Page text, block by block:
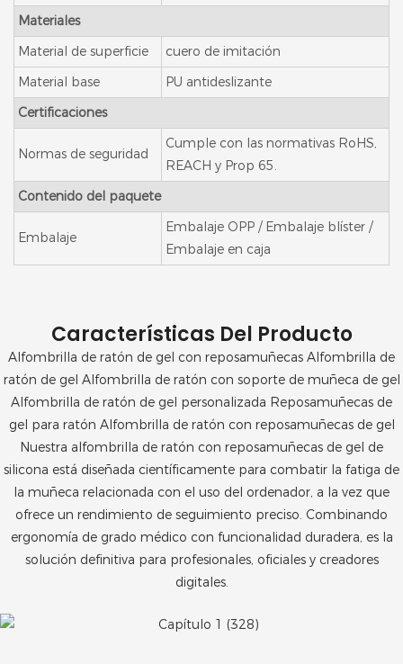
Materiales
Material de superficie
cuero de imitación
Material base
PU antideslizante
Certificaciones
Normas de seguridad
Cumple con las normativas RoHS,
REACH y Prop 65.
Contenido del paquete
Embalaje
Embalaje OPP / Embalaje blíster /
Embalaje en caja
Características Del Producto
Alfombrilla de ratón de gel con reposamuñecas Alfombrilla de
ratón de gel Alfombrilla de ratón con soporte de muñeca de gel
Alfombrilla de ratón de gel personalizada Reposamuñecas de
gel para ratón Alfombrilla de ratón con reposamuñecas de gel
Nuestra alfombrilla de ratón con reposamuñecas de gel de
silicona está diseñada científicamente para combatir la fatiga de
la muñeca relacionada con el uso del ordenador, a la vez que
ofrece un rendimiento de seguimiento preciso. Combinando
ergonomía de grado médico con funcionalidad duradera, es la
solución definitiva para profesionales, oficiales y creadores
digitales.